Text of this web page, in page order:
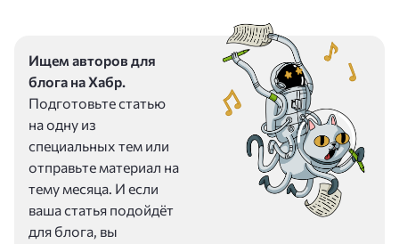
Ищем авторов для
блога на Хабр.
Подготовьте статью
на одну из
специальных тем или
отправьте материал на
тему месяца. И если
ваша статья подойдёт
для блога, вы